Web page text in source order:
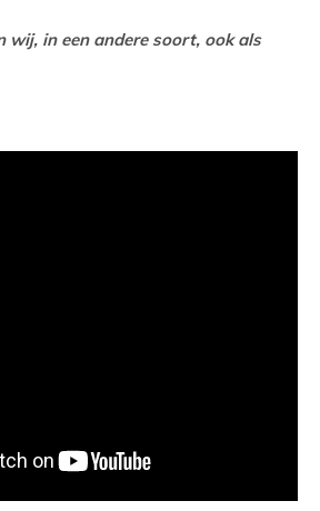
wij, in een andere soort, ook als